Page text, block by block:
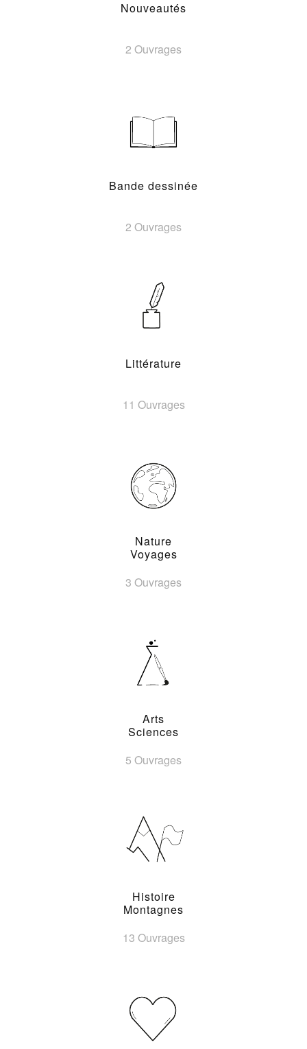
Nouveautés
2 Ouvrages
Bande dessinée
2 Ouvrages
Littérature
11 Ouvrages
Nature
Voyages
3 Ouvrages
Arts
Sciences
5 Ouvrages
Histoire
Montagnes
13 Ouvrages